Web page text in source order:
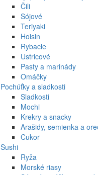
Čili
Sójové
Teriyaki
Hoisin
Rybacie
Ustricové
Pasty a marinády
Omáčky
Pochúťky a sladkosti
Sladkosti
Mochi
Krekry a snacky
Arašidy, semienka a
Cukor
Sushi
Ryža
Morské riasy